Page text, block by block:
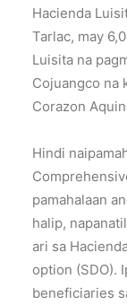
Hacienda
Tarlac, may
Luisita na
Cojuangco na
Corazon
Hindi
pamahalaan
halip,
ari sa
option (SDO).
beneficiaries